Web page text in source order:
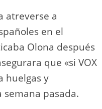
atreverse a
en el
Olona después
que «si VOX
huelgas y
semana pasada.